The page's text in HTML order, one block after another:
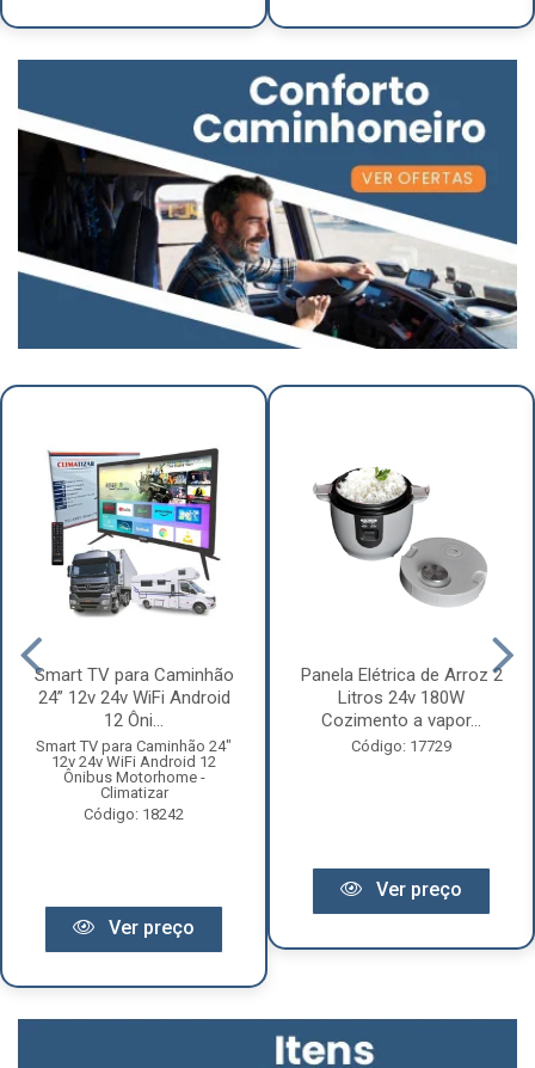
Smart TV para Caminhão
24” 12v 24v WiFi Android
12 Ôni...
Smart TV para Caminhão 24"
12v 24v WiFi Android 12
Ônibus Motorhome -
Climatizar
Código: 18242
Ver preço
Panela Elétrica de Arroz 2
Litros 24v 180W
Cozimento a vapor...
Código: 17729
Ver preço